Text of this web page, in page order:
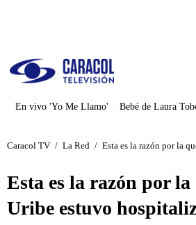
En vivo 'Yo Me Llamo' Bebé de Laura
Caracol TV / La Red / Esta es la razón por la
Esta es la razón por la
Uribe estuvo